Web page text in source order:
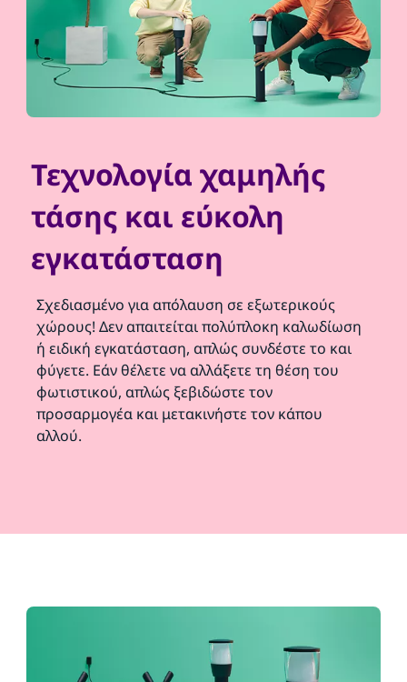
Τεχνολογία χαμηλής
τάσης και εύκολη
εγκατάσταση
Σχεδιασμένο για απόλαυση σε εξωτερικούς
χώρους! Δεν απαιτείται πολύπλοκη καλωδίωση
ή ειδική εγκατάσταση, απλώς συνδέστε το και
φύγετε. Εάν θέλετε να αλλάξετε τη θέση του
φωτιστικού, απλώς ξεβιδώστε τον
προσαρμογέα και μετακινήστε τον κάπου
αλλού.